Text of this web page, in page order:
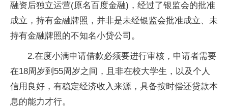
融资后独立运营(原名百度金融)，经过了银监会的批准
成立，持有金融牌照，并非是未经银监会批准成立、未
持有金融牌照的不知名小贷公司。
2.在度小满申请借款必须要进行审核，申请者需要
在18周岁到55周岁之间，且非在校大学生，以及个人
信用良好，有稳定经济收入来源，具备按时偿还贷款本
息的能力才行。